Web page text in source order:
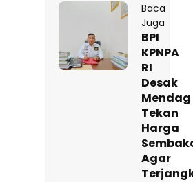
Baca
Juga
BPI
KPNPA
RI
Desak
Mendag
Tekan
Harga
Agar